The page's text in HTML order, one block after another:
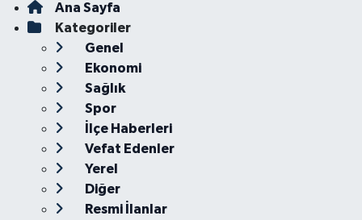
Ana Sayfa
Kategoriler
Genel
Ekonomi
Sağlık
Spor
İlçe Haberleri
Vefat Edenler
Yerel
Diğer
Resmi İlanlar